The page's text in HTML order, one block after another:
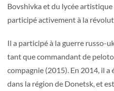
Bovshivka et du lycée
participé activement à la
Il a participé à la guerre russo-
tant que commandant de
compagnie (2015). En 2014, il a
dans la région de Donetsk, et